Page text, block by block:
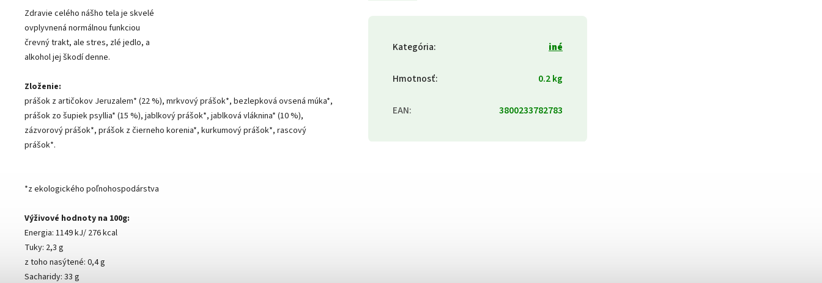
Zdravie celého nášho tela je skvelé
ovplyvnená normálnou funkciou
črevný trakt, ale stres, zlé jedlo, a
alkohol jej škodí denne.
Zloženie:
prášok z artičokov Jeruzalem* (22 %), mrkvový prášok*, bezlepková ovsená múka*,
prášok zo šupiek psyllia* (15 %), jablkový prášok*, jablková vláknina* (10 %),
zázvorový prášok*, prášok z čierneho korenia*, kurkumový prášok*, rascový
prášok*.
*z ekologického poľnohospodárstva
Výživové hodnoty na 100g:
Energia: 1149 kJ/ 276 kcal
Tuky: 2,3 g
z toho nasýtené: 0,4 g
Sacharidy: 33 g
Kategória: iné
Hmotnosť: 0.2 kg
EAN: 3800233782783